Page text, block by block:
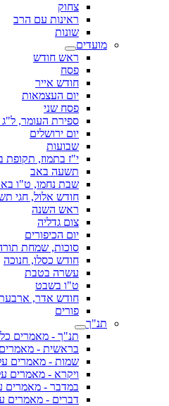
צחוק
ראינות עם הרב
שונות
מועדים
ראש חודש
פסח
חודש אייר
יום העצמאות
פסח שני
ספירת העומר,
יום ירושלים
שבועות
י"ז בתמוז, תקופת
תשעה באב
שבת נחמו, ט"ו
חודש אלול, חגי
ראש השנה
צום גדליה
יום הכיפורים
סוכות, שמחת
חודש כסלו, חנוכה
עשרה בטבת
ט"ו בשבט
חודש אדר,
פורים
תנ"ך
תנ"ך - מאמרים
בראשית -
שמות - מאמרים
ויקרא - מאמרים
במדבר - מאמרים
דברים - מאמרים